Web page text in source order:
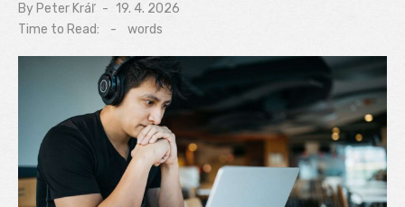
By Peter Kráľ
Posted
on
19. 4. 2026
Time to Read:
- words